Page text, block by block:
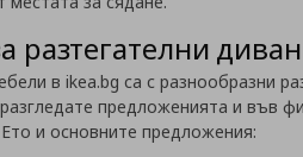
разтегателни
в ikea.bg са с разнообразни
предложенията и във
и основните предложения: